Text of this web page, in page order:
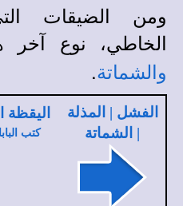
ومن الضيقات
الخاطي، نوع آخر
والشماتة.
الفشل | المذلة
| الشماتة
اليقظة
كتب